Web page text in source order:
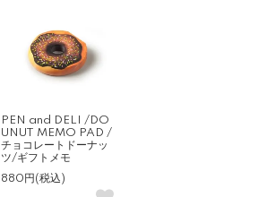
PEN and DELI /DO
UNUT MEMO PAD /
チョコレートドーナッ
ツ/ギフトメモ
880円(税込)